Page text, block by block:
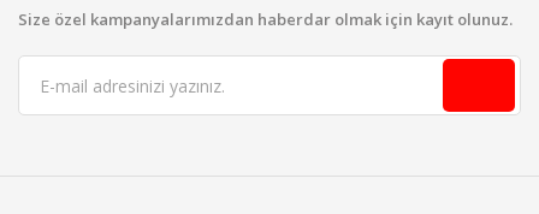
Size özel kampanyalarımızdan haberdar olmak için kayıt olunuz.